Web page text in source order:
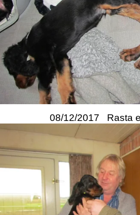
08/12/2017 Rasta